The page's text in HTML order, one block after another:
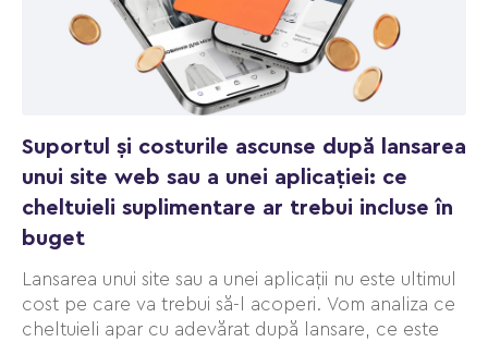
Suportul și costurile ascunse după lansarea
unui site web sau a unei aplicației: ce
cheltuieli suplimentare ar trebui incluse în
buget
Lansarea unui site sau a unei aplicații nu este ultimul
cost pe care va trebui să-l acoperi. Vom analiza ce
cheltuieli apar cu adevărat după lansare, ce este